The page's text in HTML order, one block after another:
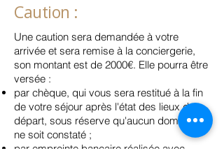
Caution :
Une caution sera demandée à votre
arrivée et sera remise à la conciergerie,
son montant est de 2000€. Elle pourra être
versée :
par chèque, qui vous sera restitué à la fin
de votre séjour après l'état des lieux de
départ, sous réserve qu'aucun dommage
ne soit constaté ;
par empreinte bancaire réalisée avec